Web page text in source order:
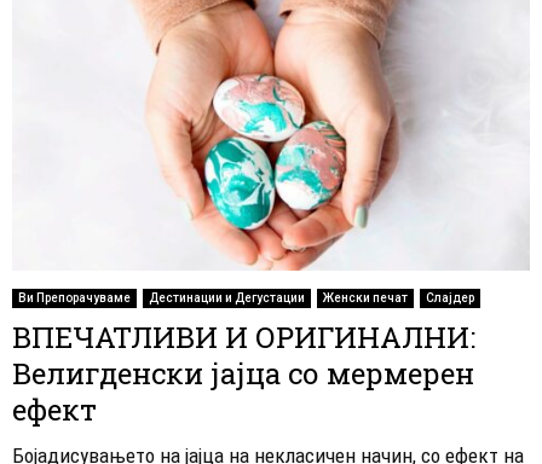
Ви Препорачуваме Дестинации и Дегустации Женски печат Слајдер
ВПЕЧАТЛИВИ И ОРИГИНАЛНИ:
Велигденски јајца со мермерен
ефект
Бојадисувањето на јајца на некласичен начин, со ефект на